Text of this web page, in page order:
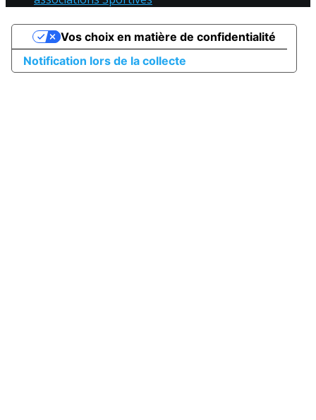
Notification lors de la collecte
Vos choix en matière de confidentialité